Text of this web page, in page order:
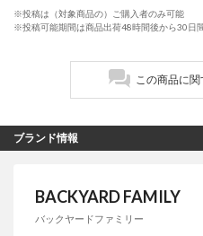
※投稿は（対象商品の）ご購入者のみ可能
※投稿可能期間は商品出荷48時間後から30日
この商品に
ブランド情報
BACKYARD FAMILY
バックヤードファミリー